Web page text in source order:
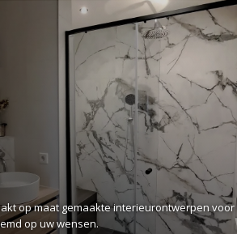
op maat gemaakte interieurontwerpen voor
op uw wensen.